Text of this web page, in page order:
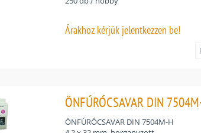
Árakhoz kérjük jelentkezzen be!
ÖNFÚRÓCSAVAR DIN
ÖNFÚRÓCSAVAR DIN 7504M-H